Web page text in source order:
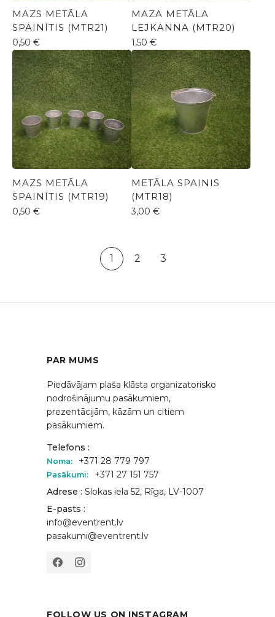
MAZS METĀLA
SPAINĪTIS (MTR21)
0,50 €
MAZA METĀLA
LEJKANNA (MTR20)
1,50 €
MAZS METĀLA
SPAINĪTIS (MTR19)
0,50 €
METĀLA SPAINIS
(MTR18)
3,00 €
1 2 3
PAR MUMS
Piedāvājam plaša klāsta organizatorisko
nodrošinājumu pasākumiem,
prezentācijām, kāzām un citiem
pasākumiem.
Telefons :
Noma: +371 28 779 797
Pasākumi:
+371 27 151 757
Adrese : Slokas iela 52, Rīga, LV-1007
E-pasts :
info@eventrent.lv
pasakumi@eventrent.lv
FOLLOW US ON INSTAGRAM